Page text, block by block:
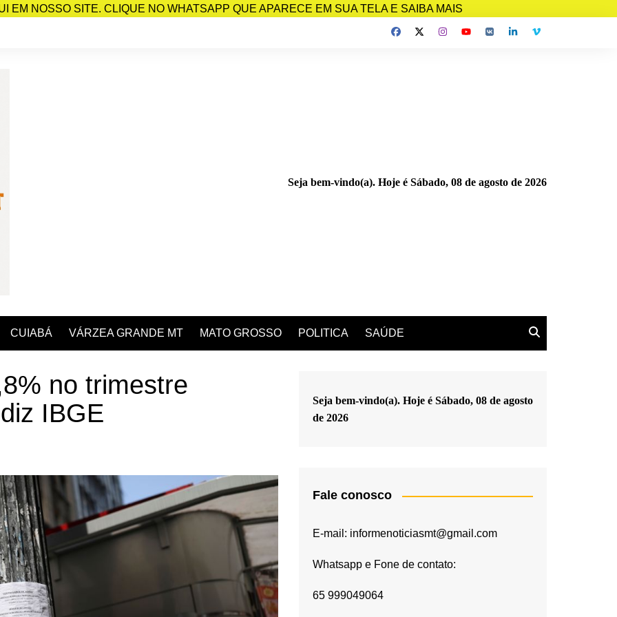
EM NOSSO SITE. CLIQUE NO WHATSAPP QUE APARECE EM SUA TELA E SAIBA MAIS
Seja bem-vindo(a). Hoje é Sábado, 08 de agosto de 2026
CUIABÁ VÁRZEA GRANDE MT MATO GROSSO POLITICA SAÚDE
no trimestre
IBGE
Seja bem-vindo(a). Hoje é Sábado, 08 de agosto
de 2026
Fale conosco
E-mail: informenoticiasmt@gmail.com
Whatsapp e Fone de contato:
65 999049064